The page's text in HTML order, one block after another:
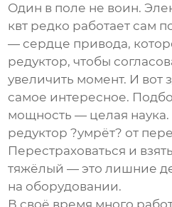
Один в поле не воин.
квт редко работает сам
— сердце привода,
редуктор, чтобы
увеличить момент. И вот
самое интересное.
мощность — целая
редуктор ?умрёт? от
Перестраховаться и
тяжёлый — это лишние
на оборудовании.